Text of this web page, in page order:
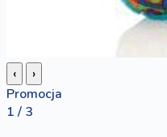
‹
›
Promocja
1 / 3